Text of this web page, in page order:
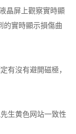
晶屏上觀察實時顯
的實時顯示損傷曲
沒有避開磁極，
生黄色网站一致性